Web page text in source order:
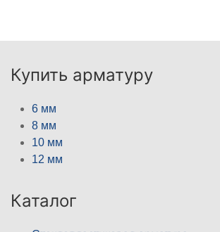
Купить арматуру
6 мм
8 мм
10 мм
12 мм
Каталог